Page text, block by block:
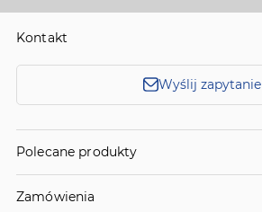
Kontakt
Wyślij zapytanie
Polecane produkty
Zamówienia